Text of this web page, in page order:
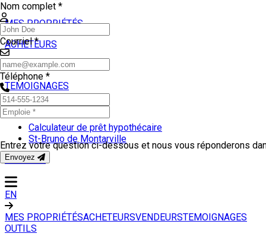
MES PROPRIÉTÉS
ACHETEURS
VENDEURS
TEMOIGNAGES
OUTILS
Calculateur de prêt hypothécaire
St-Bruno de Montarville
CONTACT
EN
MES PROPRIÉTÉSACHETEURSVENDEURSTEMOIGNAGES
OUTILS
Nom complet *
Courriel *
Téléphone *
Entrez votre question ci-dessous et nous vous réponderons
Envoyez